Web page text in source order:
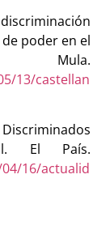
poder en el
13/castellan
El País.
16/actualid